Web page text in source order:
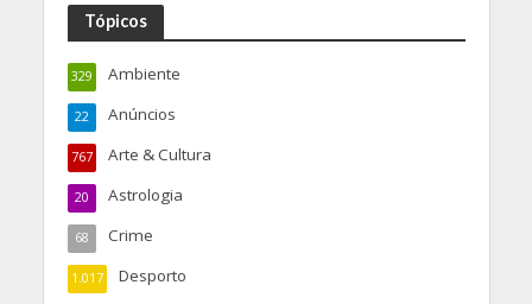
Tópicos
Ambiente
329
Anúncios
22
Arte & Cultura
767
Astrologia
20
Crime
68
Desporto
1.017